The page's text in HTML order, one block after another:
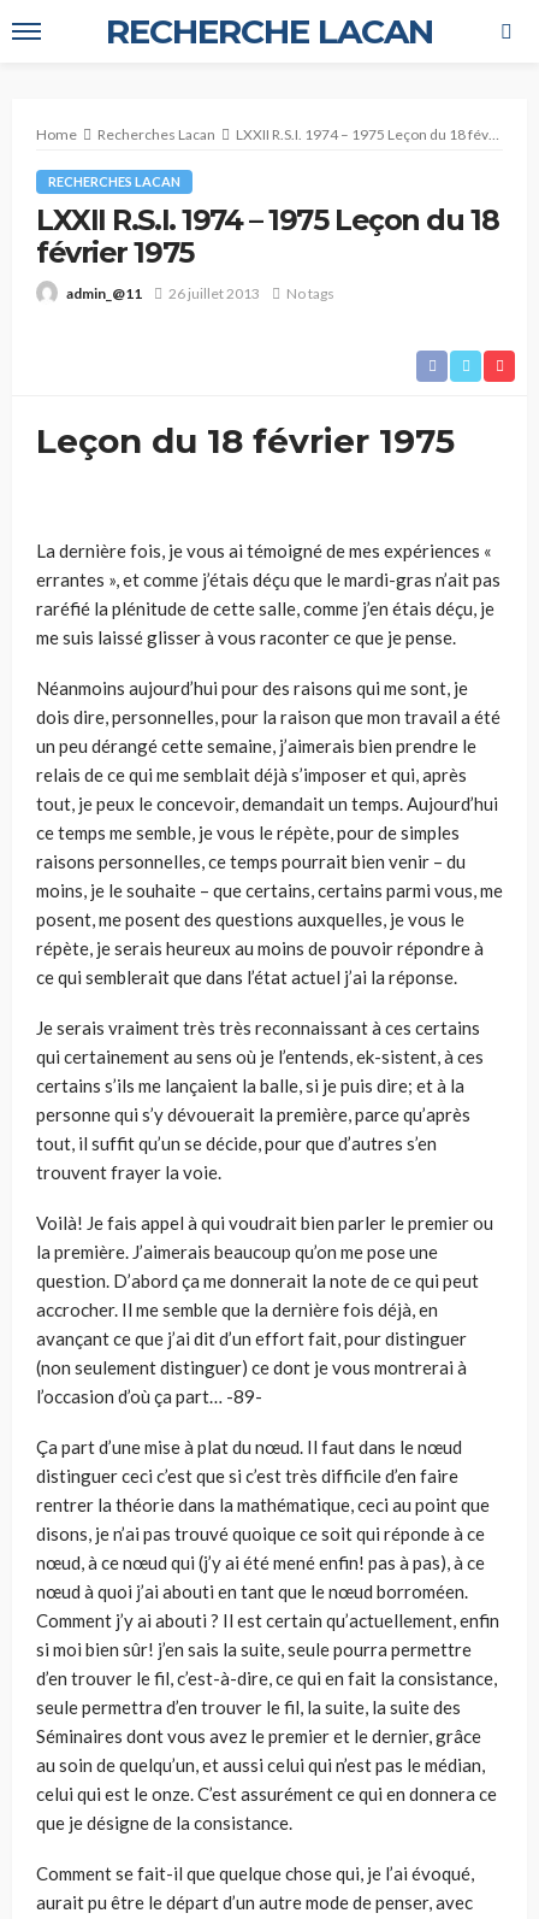
RECHERCHE LACAN
Home Recherches Lacan LXXII R.S.I. 1974 – 1975 Leçon du 18 février 1975
RECHERCHES LACAN
LXXII R.S.I. 1974 – 1975 Leçon du 18
février 1975
admin_@11 26 juillet 2013 No tags
Leçon du 18 février 1975
La dernière fois, je vous ai témoigné de mes expériences «
errantes », et comme j’étais déçu que le mardi-gras n’ait pas
raréfié la plénitude de cette salle, comme j’en étais déçu, je
me suis laissé glisser à vous raconter ce que je pense.
Néanmoins aujourd’hui pour des raisons qui me sont, je
dois dire, personnelles, pour la raison que mon travail a été
un peu dérangé cette semaine, j’aimerais bien prendre le
relais de ce qui me semblait déjà s’imposer et qui, après
tout, je peux le concevoir, demandait un temps. Aujourd’hui
ce temps me semble, je vous le répète, pour de simples
raisons personnelles, ce temps pourrait bien venir – du
moins, je le souhaite – que certains, certains parmi vous, me
posent, me posent des questions auxquelles, je vous le
répète, je serais heureux au moins de pouvoir répondre à
ce qui semblerait que dans l’état actuel j’ai la réponse.
Je serais vraiment très très reconnaissant à ces certains
qui certainement au sens où je l’entends, ek-sistent, à ces
certains s’ils me lançaient la balle, si je puis dire; et à la
personne qui s’y dévouerait la première, parce qu’après
tout, il suffit qu’un se décide, pour que d’autres s’en
trouvent frayer la voie.
Voilà! Je fais appel à qui voudrait bien parler le premier ou
la première. J’aimerais beaucoup qu’on me pose une
question. D’abord ça me donnerait la note de ce qui peut
accrocher. Il me semble que la dernière fois déjà, en
avançant ce que j’ai dit d’un effort fait, pour distinguer
(non seulement distinguer) ce dont je vous montrerai à
l’occasion d’où ça part… -89-
Ça part d’une mise à plat du nœud. Il faut dans le nœud
distinguer ceci c’est que si c’est très difficile d’en faire
rentrer la théorie dans la mathématique, ceci au point que
disons, je n’ai pas trouvé quoique ce soit qui réponde à ce
nœud, à ce nœud qui (j’y ai été mené enfin! pas à pas), à ce
nœud à quoi j’ai abouti en tant que le nœud borroméen.
Comment j’y ai abouti ? Il est certain qu’actuellement, enfin
si moi bien sûr! j’en sais la suite, seule pourra permettre
d’en trouver le fil, c’est-à-dire, ce qui en fait la consistance,
seule permettra d’en trouver le fil, la suite, la suite des
Séminaires dont vous avez le premier et le dernier, grâce
au soin de quelqu’un, et aussi celui qui n’est pas le médian,
celui qui est le onze. C’est assurément ce qui en donnera ce
que je désigne de la consistance.
Comment se fait-il que quelque chose qui, je l’ai évoqué,
aurait pu être le départ d’un autre mode de penser, avec